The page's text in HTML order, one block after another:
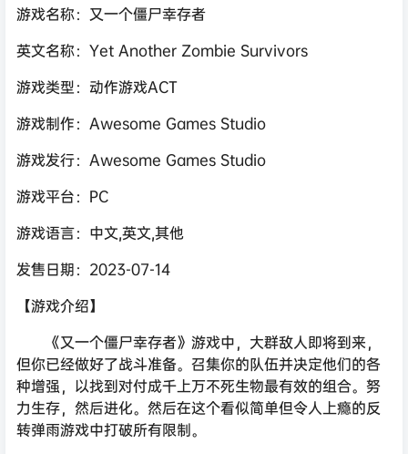
游戏名称：又一个僵尸幸存者
英文名称：Yet Another Zombie Survivors
游戏类型：动作游戏ACT
游戏制作：Awesome Games Studio
游戏发行：Awesome Games Studio
游戏平台：PC
游戏语言：中文,英文,其他
发售日期：2023-07-14
【游戏介绍】
《又一个僵尸幸存者》游戏中，大群敌人即将到来，
但你已经做好了战斗准备。召集你的队伍并决定他们的各
种增强，以找到对付成千上万不死生物最有效的组合。努
力生存，然后进化。然后在这个看似简单但令人上瘾的反
转弹雨游戏中打破所有限制。